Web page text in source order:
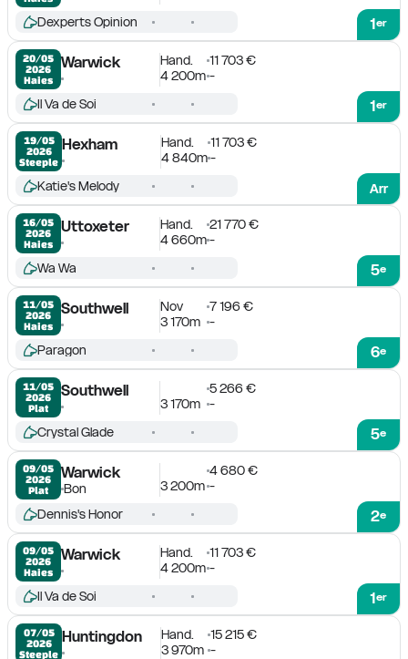
1er
Dexperts Opinion
20/05
2026
Haies
Warwick Hand.
11 703 €
4 200m -
1er
Il Va de Soi
19/05
2026
Steeple
Hexham Hand.
11 703 €
4 840m-
Arr
Katie's Melody
16/05
2026
Haies
Uttoxeter Hand.
21 770 €
4 660m-
5e
Wa Wa
11/05
2026
Haies
Southwell Nov
7 196 €
3 170m -
6e
Paragon
11/05
2026
Plat
Southwell
5 266 €
3 170m -
5e
Crystal Glade
09/05
2026
Plat
Warwick
Bon
4 680 €
3 200m -
2e
Dennis's Honor
09/05
2026
Haies
Warwick Hand.
11 703 €
4 200m -
1er
Il Va de Soi
07/05
2026
Steeple
Huntingdon Hand.
15 215 €
3 970m -